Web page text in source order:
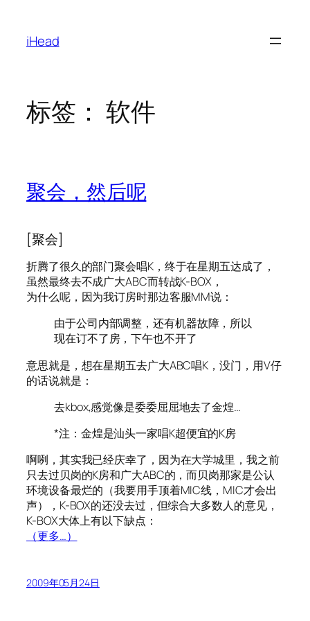
iHead
标签： 软件
聚会，然后呢
[聚会]
折腾了很久的部门聚会唱K，终于在星期五达成了，
虽然最终去不成广大ABC而转战K-BOX，
为什么呢，因为我订房时那边客服MM说：
由于公司内部调整，还有机器故障，所以
现在订不了房，下午也不开了
意思就是，想在星期五去广大ABC唱K，没门，用V仔
的话说就是：
去kbox,感觉像是委委屈屈地去了金煌…
*注：金煌是汕头一家唱K超便宜的K房
啊咧，其实我已经庆幸了，因为在大学城里，我之前
只去过贝岗的K房和广大ABC的，而贝岗那家是公认
环境设备最烂的（我要用手顶着MIC线，MIC才会出
声），K-BOX的还没去过，但综合大多数人的意见，
K-BOX大体上有以下缺点：
（更多…）
2009年05月24日